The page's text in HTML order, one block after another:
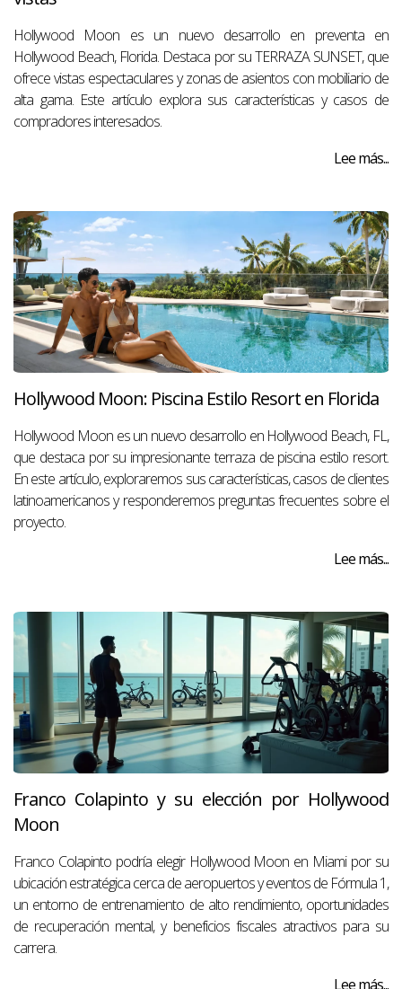
Hollywood Moon es un nuevo desarrollo en preventa en
Hollywood Beach, Florida. Destaca por su TERRAZA SUNSET, que
ofrece vistas espectaculares y zonas de asientos con mobiliario de
alta gama. Este artículo explora sus características y casos de
compradores interesados.
Lee más...
Hollywood Moon: Piscina Estilo Resort en Florida
Hollywood Moon es un nuevo desarrollo en Hollywood Beach, FL,
que destaca por su impresionante terraza de piscina estilo resort.
En este artículo, exploraremos sus características, casos de clientes
latinoamericanos y responderemos preguntas frecuentes sobre el
proyecto.
Lee más...
Franco Colapinto y su elección por Hollywood
Moon
Franco Colapinto podría elegir Hollywood Moon en Miami por su
ubicación estratégica cerca de aeropuertos y eventos de Fórmula 1,
un entorno de entrenamiento de alto rendimiento, oportunidades
de recuperación mental, y beneficios fiscales atractivos para su
carrera.
Lee más...